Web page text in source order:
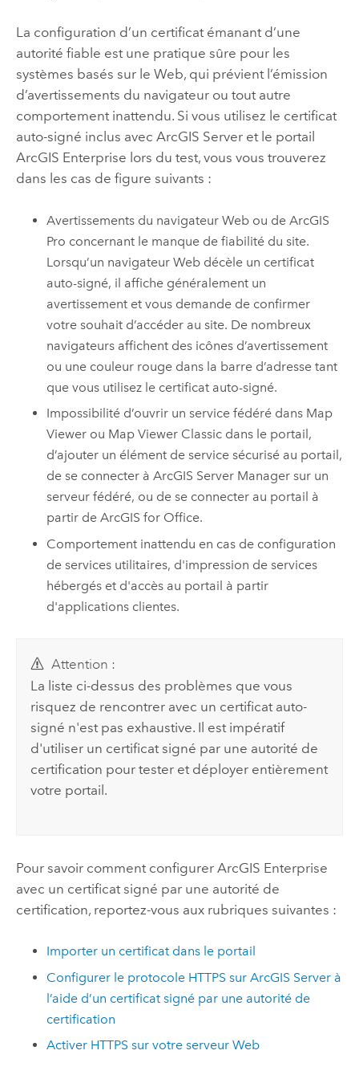
La configuration d’un certificat émanant d’une
autorité fiable est une pratique sûre pour les
systèmes basés sur le Web, qui prévient l’émission
d’avertissements du navigateur ou tout autre
comportement inattendu. Si vous utilisez le certificat
auto-signé inclus avec ArcGIS Serveret le portail
ArcGIS Enterprise lors du test, vous vous trouverez
dans les cas de figure suivants :
Avertissements du navigateur Web ou deArcGIS
Pro concernant le manque de fiabilité du site.
Lorsqu’un navigateur Web décèle un certificat
auto-signé, il affiche généralement un
avertissement et vous demande de confirmer
votre souhait d’accéder au site. De nombreux
navigateurs affichent des icônes d’avertissement
ou une couleur rouge dans la barre d’adresse tant
que vous utilisez le certificat auto-signé.
Impossibilité d’ouvrir un service fédéré dans Map
Viewer ou Map Viewer Classic dans le portail,
d’ajouter un élément de service sécurisé au portail,
de se connecter àArcGIS Server Manager sur un
serveur fédéré, ou de se connecter au portail à
partir deArcGIS for Office.
Comportement inattendu en cas de configuration
de services utilitaires, d'impression de services
hébergés et d'accès au portail à partir
d'applications clientes.
Attention :
La liste ci-dessus des problèmes que vous
risquez de rencontrer avec un certificat auto-
signé n'est pas exhaustive. Il est impératif
d'utiliser un certificat signé par une autorité de
certification pour tester et déployer entièrement
votre portail.
Pour savoir comment configurer ArcGIS Enterprise
avec un certificat signé par une autorité de
certification, reportez-vous aux rubriques suivantes :
Importer un certificat dans le portail
Configurer le protocole HTTPS sur ArcGIS Server à
l’aide d’un certificat signé par une autorité de
certification
Activer HTTPS sur votre serveur Web